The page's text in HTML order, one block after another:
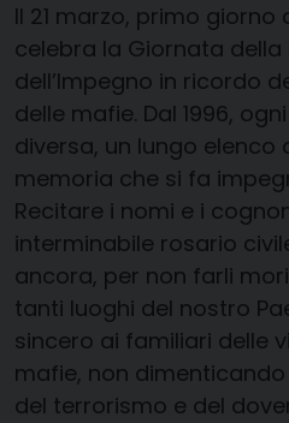
Il 21 marzo, primo giorno
celebra la Giornata della
dell’Impegno in ricordo
delle mafie. Dal 1996,
diversa, un lungo elenco
memoria che si fa
Recitare i nomi e i
interminabile rosario
ancora, per non farli
tanti luoghi del nostro
sincero ai familiari delle
mafie, non
del terrorismo e del